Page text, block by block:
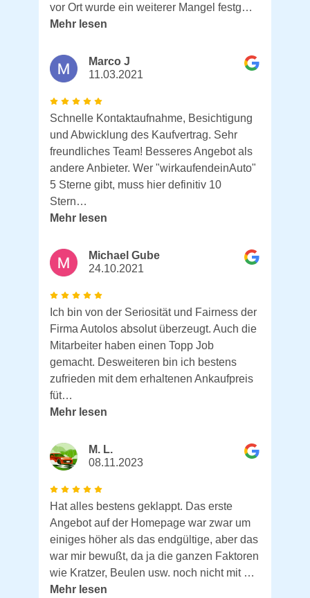
vor Ort wurde ein weiterer Mangel festg…
Mehr lesen
Marco J
11.03.2021
Schnelle Kontaktaufnahme, Besichtigung
und Abwicklung des Kaufvertrag. Sehr
freundliches Team! Besseres Angebot als
andere Anbieter. Wer "wirkaufendeinAuto"
5 Sterne gibt, muss hier definitiv 10
Stern…
Mehr lesen
Michael Gube
24.10.2021
Ich bin von der Seriosität und Fairness der
Firma Autolos absolut überzeugt. Auch die
Mitarbeiter haben einen Topp Job
gemacht. Desweiteren bin ich bestens
zufrieden mit dem erhaltenen Ankaufpreis
füt…
Mehr lesen
M. L.
08.11.2023
Hat alles bestens geklappt. Das erste
Angebot auf der Homepage war zwar um
einiges höher als das endgültige, aber das
war mir bewußt, da ja die ganzen Faktoren
wie Kratzer, Beulen usw. noch nicht mit …
Mehr lesen